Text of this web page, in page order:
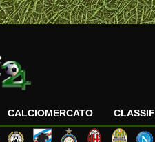
CALCIOMERCATO